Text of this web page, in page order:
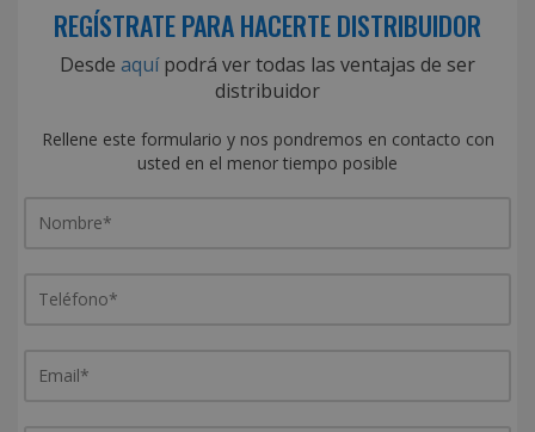
REGÍSTRATE PARA HACERTE DISTRIBUIDOR
Desde aquípodrá ver todas las ventajas de ser
distribuidor
Rellene este formulario y nos pondremos en contacto con
usted en el menor tiempo posible